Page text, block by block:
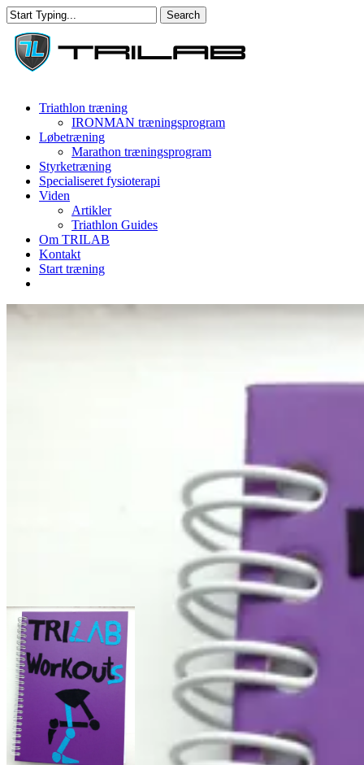
Skip
to
main
content
Search
Close
Search
Menu
Triathlon træning
IRONMAN træningsprogram
Løbetræning
Marathon træningsprogram
Styrketræning
Specialiseret fysioterapi
Viden
Artikler
Triathlon Guides
Om TRILAB
Kontakt
Start træning